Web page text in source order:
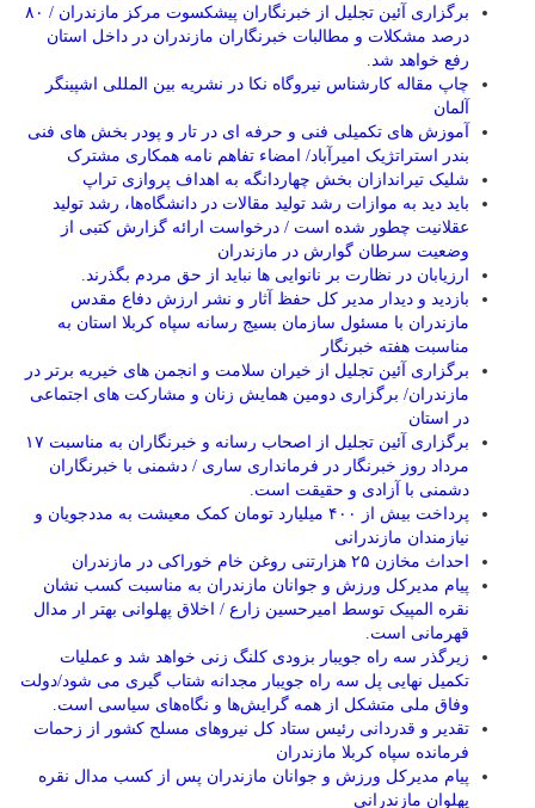
برگزاری آئین تجلیل از خبرنگاران پیشکسوت مرکز مازندران / ۸۰
درصد مشکلات و مطالبات خبرنگاران مازندران در داخل استان
رفع خواهد شد.
چاپ مقاله کارشناس نيروگاه نكا در نشریه بین المللی اشپینگر
آلمان
آموزش های تکمیلی فنی و حرفه ای در تار و پودر بخش های فنی
بندر استراتژیک امیرآباد/ امضاء تفاهم نامه همکاری مشترک
شلیک تیراندازان بخش چهاردانگه به اهداف پروازی تراپ
باید دید به موازات رشد تولید مقالات در دانشگاه‌ها، رشد تولید
عقلانیت چطور شده است / درخواست ارائه گزارش کتبی از
وضعیت سرطان گوارش در مازندران
ارزیابان در نظارت بر نانوایی ها نباید از حق مردم بگذرند.
بازدید و دیدار مدیر کل حفظ آثار و نشر ارزش دفاع مقدس
مازندران با مسئول سازمان بسیج رسانه سپاه کربلا استان به
مناسبت هفته خبرنگار
برگزاری آئین تجلیل از خیران سلامت و انجمن های خیریه برتر در
مازندران/ برگزاری دومین همایش زنان و مشارکت های اجتماعی
در استان
برگزاری آئین تجلیل از اصحاب رسانه و خبرنگاران به مناسبت ۱۷
مرداد روز خبرنگار در فرمانداری ساری / دشمنی با خبرنگاران
دشمنی با آزادی و حقیقت است.
پرداخت بیش از ۴۰۰ میلیارد تومان کمک معیشت به مددجویان و
نیازمندان مازندرانی
احداث مخازن ۲۵ هزارتنی روغن خام خوراکی در مازندران
پیام مدیرکل ورزش و جوانان مازندران به مناسبت کسب نشان
نقره المپیک توسط امیرحسین زارع / اخلاق پهلوانی بهتر ار مدال
قهرمانی است.
زیرگذر سه راه جویبار بزودی کلنگ زنی خواهد شد و عملیات
تکمیل نهایی پل سه راه جویبار مجدانه شتاب گیری می شود/دولت
وفاق ملی متشکل از همه گرایش‌ها و نگاه‌های سیاسی است.
تقدیر و قدردانی رئیس ستاد کل نیرو‌های مسلح کشور از زحمات
فرمانده سپاه کربلا مازندران
پیام مدیرکل ورزش و جوانان مازندران پس از کسب مدال نقره
پهلوان مازندرانی